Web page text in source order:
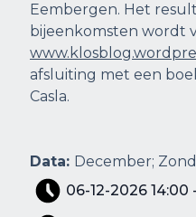
Eembergen. Het
bijeenkomsten wordt
afsluiting met een
Casla.
Data: December;
06-12-2026 14:00